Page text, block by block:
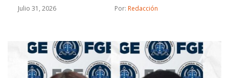
Julio 31, 2026 Por: Redacción